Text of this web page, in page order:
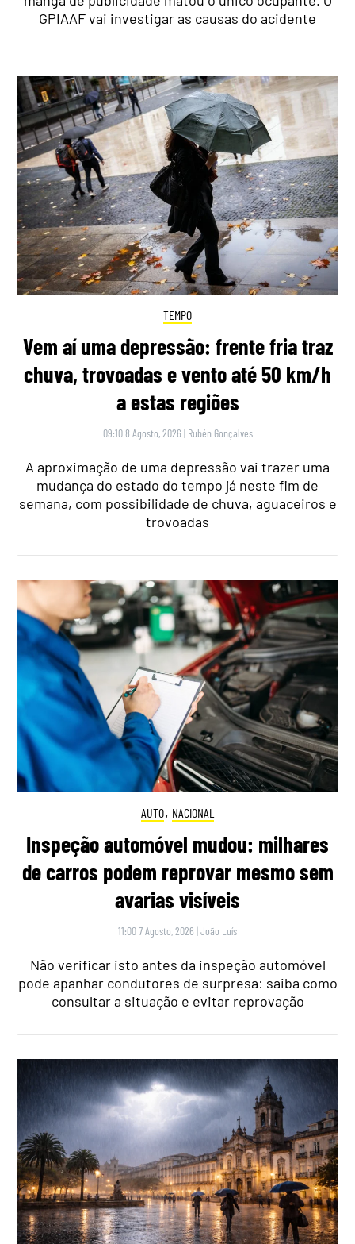
GPIAAF vai investigar as causas do acidente
TEMPO
Vem aí uma depressão: frente fria traz
chuva, trovoadas e vento até 50 km/h
a estas regiões
09:10 8 Agosto, 2026 | Rubén Gonçalves
A aproximação de uma depressão vai trazer uma
mudança do estado do tempo já neste fim de
semana, com possibilidade de chuva, aguaceiros e
trovoadas
AUTO, NACIONAL
Inspeção automóvel mudou: milhares
de carros podem reprovar mesmo sem
avarias visíveis
11:00 7 Agosto, 2026 |João Luís
Não verificar isto antes da inspeção automóvel
pode apanhar condutores de surpresa: saiba como
consultar a situação e evitar reprovação